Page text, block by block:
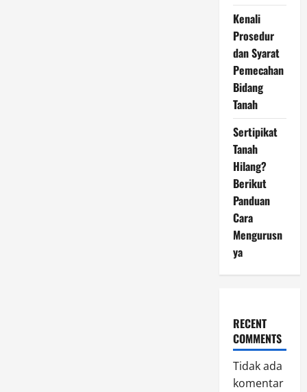
Kenali
Prosedur
dan Syarat
Pemecahan
Bidang
Tanah
Sertipikat
Tanah
Hilang?
Berikut
Panduan
Cara
Mengurusn
ya
RECENT
COMMENTS
Tidak ada
komentar